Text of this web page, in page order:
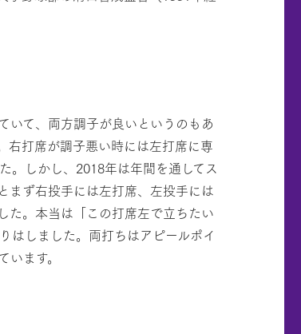
いて、両方調子が良いというのもあ
右打席が調子悪い時には左打席に専
。しかし、2018年は年間を通してス
まず右投手には左打席、左投手には
た。本当は「この打席左で立ちたい
はしました。両打ちはアピールポイ
ます。